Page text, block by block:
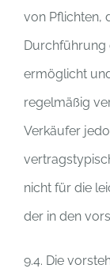
von Pflichten,
Durchführung
ermöglicht
regelmäßig
Verkäufer
nicht für die
der in den
9.4. Die